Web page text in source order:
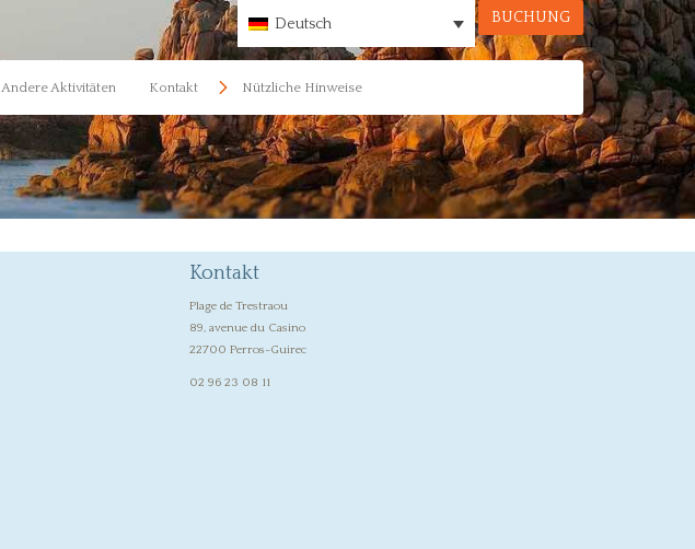
Deutsch BUCHUNG
Andere Aktivitäten Kontakt Nützliche Hinweise
Kontakt
Plage de Trestraou
89, avenue du Casino
22700 Perros-Guirec
02 96 23 08 11